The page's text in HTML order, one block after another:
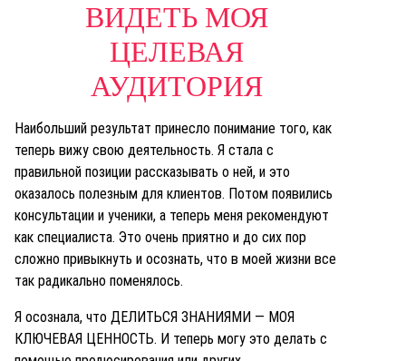
ВИДЕТЬ МОЯ
ЦЕЛЕВАЯ
АУДИТОРИЯ
Наибольший результат принесло понимание того, как
теперь вижу свою деятельность. Я стала с
правильной позиции рассказывать о ней, и это
оказалось полезным для клиентов. Потом появились
консультации и ученики, а теперь меня рекомендуют
как специалиста. Это очень приятно и до сих пор
сложно привыкнуть и осознать, что в моей жизни все
так радикально поменялось.
Я осознала, что ДЕЛИТЬСЯ ЗНАНИЯМИ — МОЯ
КЛЮЧЕВАЯ ЦЕННОСТЬ. И теперь могу это делать с